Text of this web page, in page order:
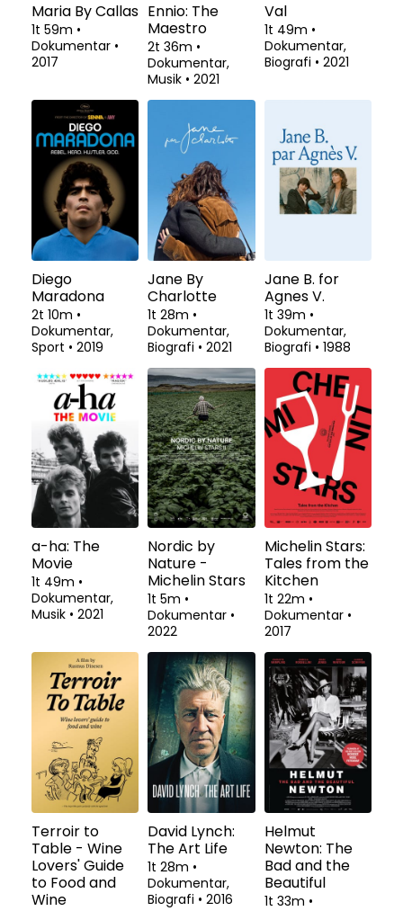
Maria By Callas
1t 59m •
Dokumentar •
2017
Ennio: The
Maestro
2t 36m •
Dokumentar,
Musik • 2021
Val
1t 49m •
Dokumentar,
Biografi • 2021
Diego
Maradona
2t 10m •
Dokumentar,
Sport • 2019
Jane By
Charlotte
1t 28m •
Dokumentar,
Biografi • 2021
Jane B. for
Agnes V.
1t 39m •
Dokumentar,
Biografi • 1988
a-ha: The
Movie
1t 49m •
Dokumentar,
Musik • 2021
Nordic by
Nature -
Michelin Stars
1t 5m •
Dokumentar •
2022
Michelin Stars:
Tales from the
Kitchen
1t 22m •
Dokumentar •
2017
Terroir to
Table - Wine
Lovers' Guide
to Food and
Wine
David Lynch:
The Art Life
1t 28m •
Dokumentar,
Biografi • 2016
Helmut
Newton: The
Bad and the
Beautiful
1t 33m •